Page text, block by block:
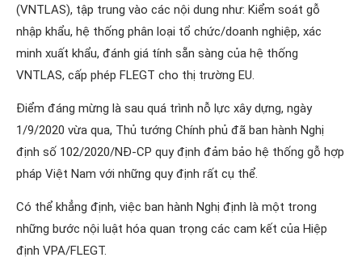
(VNTLAS), tập trung vào các nội dung như: Kiểm soát gỗ
nhập khẩu, hệ thống phân loại tổ chức/doanh nghiệp, xác
minh xuất khẩu, đánh giá tính sẵn sàng của hệ thống
VNTLAS, cấp phép FLEGT cho thị trường EU.
Điểm đáng mừng là sau quá trình nỗ lực xây dựng, ngày
1/9/2020 vừa qua, Thủ tướng Chính phủ đã ban hành Nghị
định số 102/2020/NĐ-CP quy định đảm bảo hệ thống gỗ hợp
pháp Việt Nam với những quy định rất cụ thể.
Có thể khẳng định, việc ban hành Nghị định là một trong
những bước nội luật hóa quan trọng các cam kết của Hiệp
định VPA/FLEGT.